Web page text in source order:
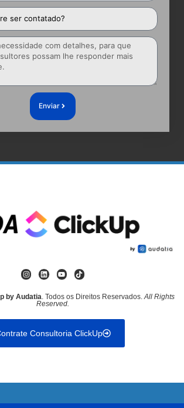
Enviar
by Audatia. Todos os Direitos Reservados.All Rights
Reserved.
Consultoria ClickUp